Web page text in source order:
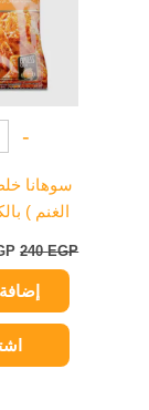
-
سوهانا
الغنم )
240EGP